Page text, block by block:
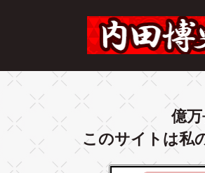
億
このサイトは私